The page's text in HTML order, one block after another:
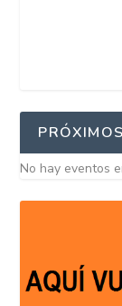
No hay eventos